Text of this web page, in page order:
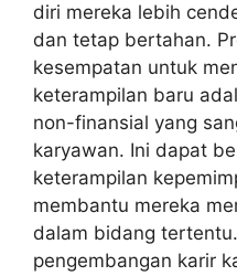
diri mereka lebih
dan tetap bertahan.
kesempatan untuk
keterampilan baru
non-finansial yang
karyawan. Ini dapat
keterampilan
membantu mereka
dalam bidang
pengembangan karir